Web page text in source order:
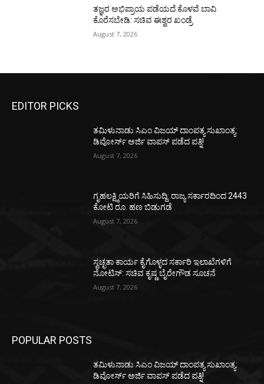
ತಜ್ಞರ ಅಭಿಪ್ರಾಯ ಪಡೆಯದೆ ಕೊಳವೆ ಬಾವಿ
ಕೊರೆಸಬೇಡಿ: ಸಚಿವ ಈಶ್ವರ ಖಂಡ್ರೆ
August 7, 2026
EDITOR PICKS
ತಮಿಳುನಾಡು ಸಿಎಂ ವಿಜಯ್‌ ದಾಂಪತ್ಯ ಸುಖಾಂತ್ಯ:
ಡಿವೋರ್ಸ್‌ ಅರ್ಜಿ ವಾಪಸ್‌ ಪಡೆದ ಪತ್ನಿ!
August 7, 2026
ಗೃಹಲಕ್ಷ್ಮಿಯರಿಗೆ ಸಿಹಿಸುದ್ದಿ: ರಾಜ್ಯ ಸರ್ಕಾರದಿಂದ 2443
ಕೋಟಿ ರೂ. ಹಣ ಬಿಡುಗಡೆ
August 7, 2026
ಸ್ವಚ್ಛತಾ ಕಾರ್ಯ ಕೈಗೊಳ್ಳದ ಸರ್ಕಾರಿ ಇಲಾಖೆಗಳಿಗೆ
ನೋಟಿಸ್: ಸಚಿವ ಕೃಷ್ಣ ಬೈರೇಗೌಡ ಸೂಚನೆ
August 7, 2026
POPULAR POSTS
ತಮಿಳುನಾಡು ಸಿಎಂ ವಿಜಯ್‌ ದಾಂಪತ್ಯ ಸುಖಾಂತ್ಯ:
ಡಿವೋರ್ಸ್‌ ಅರ್ಜಿ ವಾಪಸ್‌ ಪಡೆದ ಪತ್ನಿ!